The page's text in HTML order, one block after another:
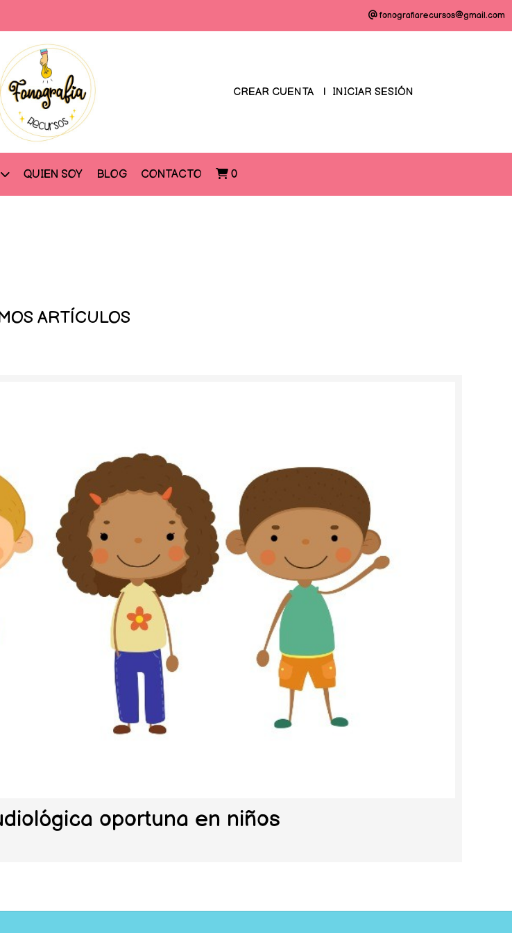
fonografiarecursos@gmail.com
CREAR CUENTA INICIAR SESIÓN
QUIEN SOY BLOG CONTACTO 0
ARTÍCULOS
oportuna en niños